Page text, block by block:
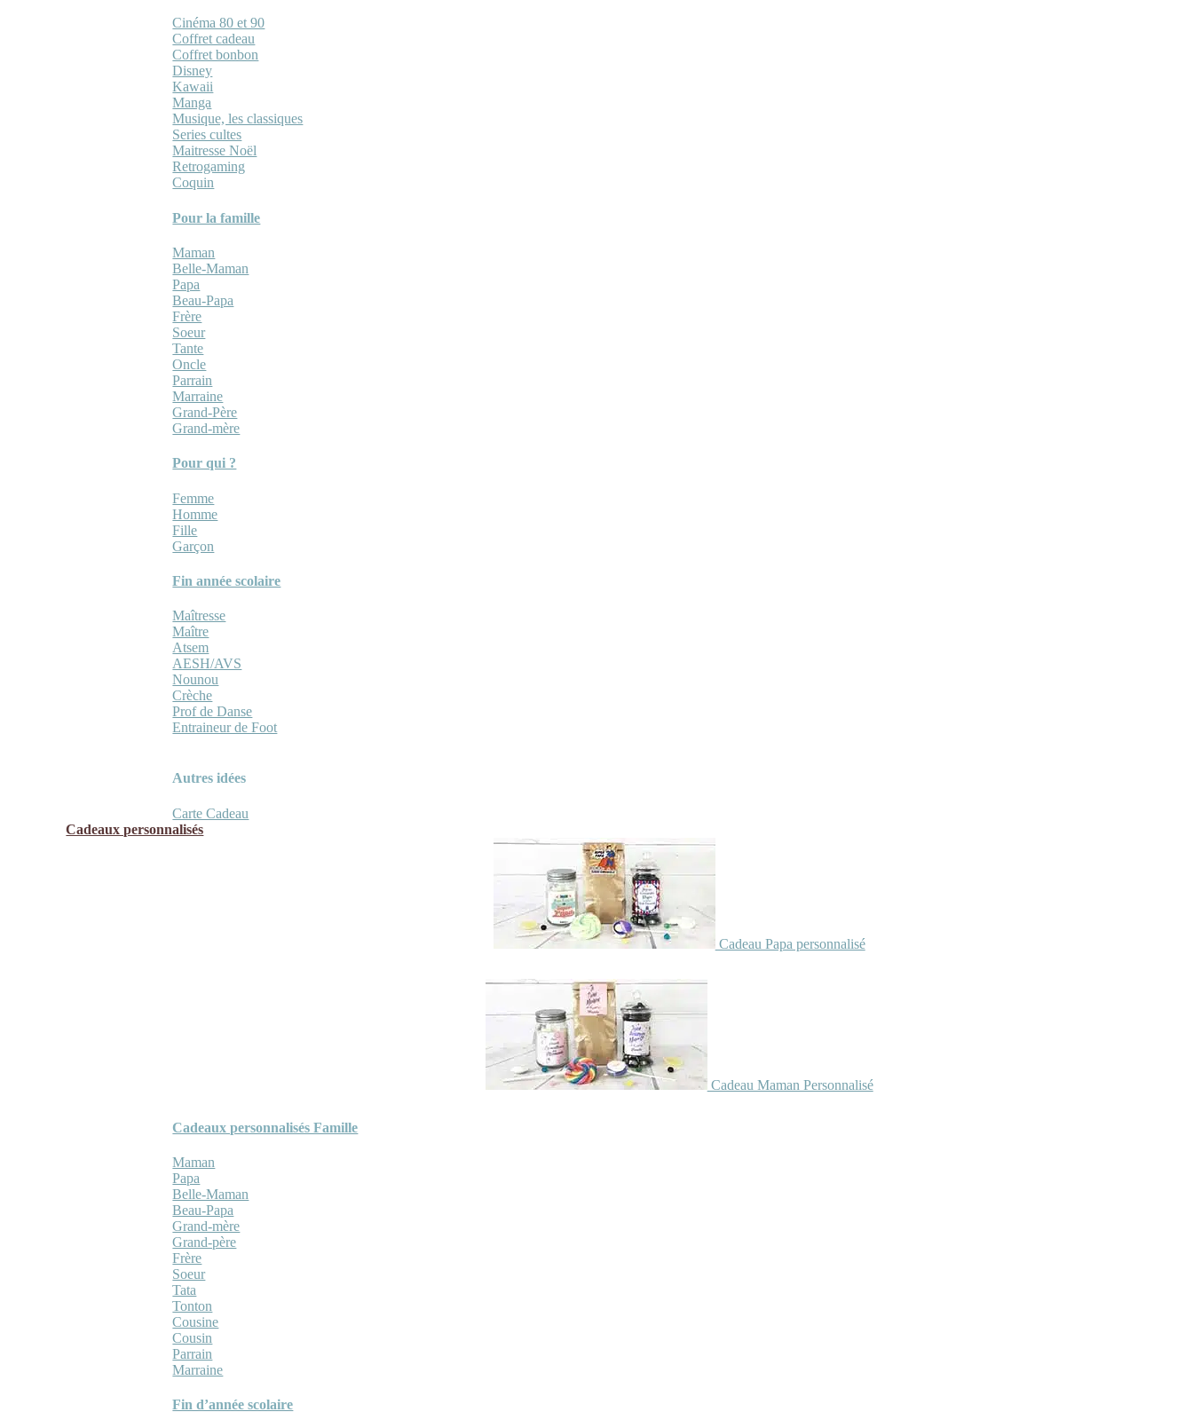
Cinéma 80 et 90
Coffret cadeau
Coffret bonbon
Disney
Kawaii
Manga
Musique, les classiques
Series cultes
Maitresse Noël
Retrogaming
Coquin
Pour la famille
Maman
Belle-Maman
Papa
Beau-Papa
Frère
Soeur
Tante
Oncle
Parrain
Marraine
Grand-Père
Grand-mère
Pour qui ?
Femme
Homme
Fille
Garçon
Fin année scolaire
Maîtresse
Maître
Atsem
AESH/AVS
Nounou
Crèche
Prof de Danse
Entraineur de Foot
Autres idées
Carte Cadeau
Cadeaux personnalisés
Cadeau Papa personnalisé
Cadeau Maman Personnalisé
Cadeaux personnalisés Famille
Maman
Papa
Belle-Maman
Beau-Papa
Grand-mère
Grand-père
Frère
Soeur
Tata
Tonton
Cousine
Cousin
Parrain
Marraine
Fin d’année scolaire